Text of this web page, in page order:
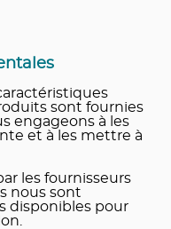
sont fournies
engageons à les
et à les mettre à
les fournisseurs
nous sont
disponibles pour